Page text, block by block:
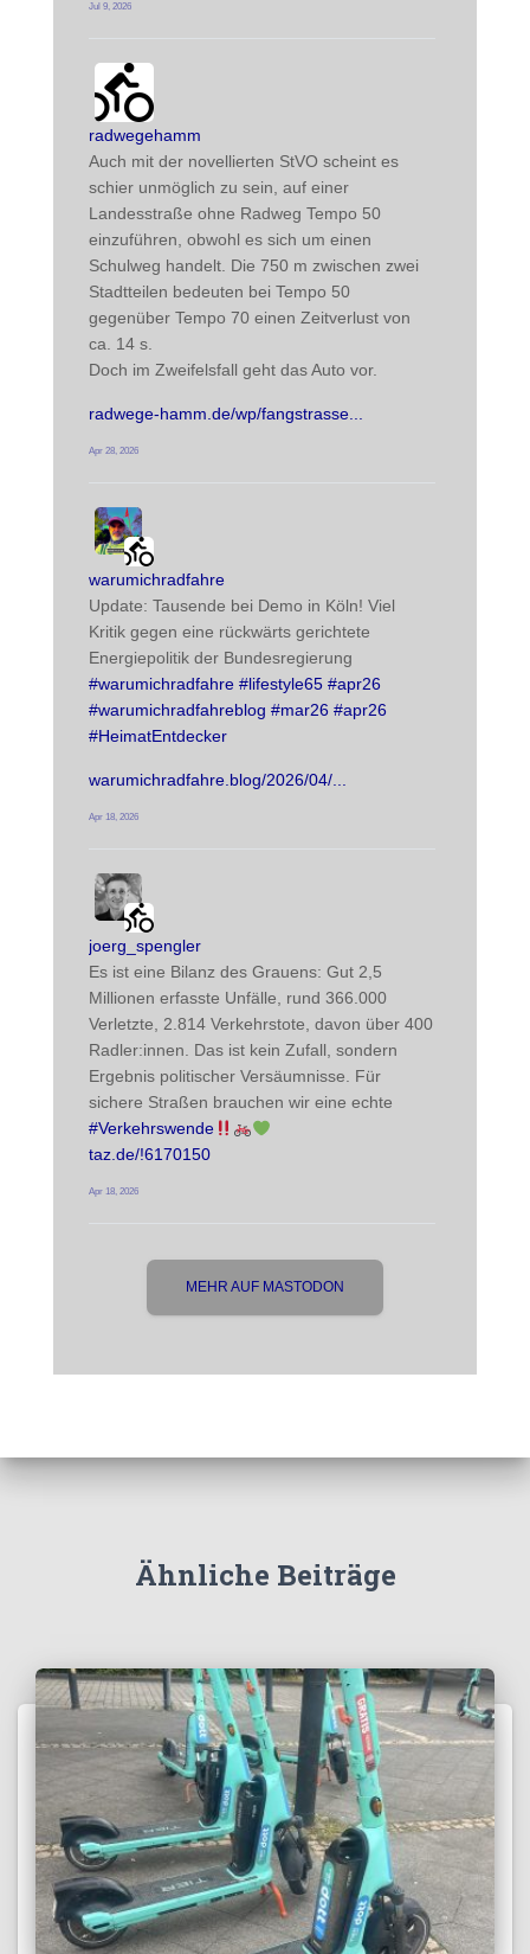
Jul 9, 2026
radwegehamm avatar
radwegehamm
Auch mit der novellierten StVO scheint es
schier unmöglich zu sein, auf einer
Landesstraße ohne Radweg Tempo 50
einzuführen, obwohl es sich um einen
Schulweg handelt. Die 750 m zwischen zwei
Stadtteilen bedeuten bei Tempo 50
gegenüber Tempo 70 einen Zeitverlust von
ca. 14 s.
Doch im Zweifelsfall geht das Auto vor.
radwege-hamm.de/wp/fangstrasse
Apr 28, 2026
radwegehamm avatar
warumichradfahrepost
Update: Tausende bei Demo in Köln! Viel
Kritik gegen eine rückwärts gerichtete
Energiepolitik der Bundesregierung
#warumichradfahre #lifestyle65 #apr26
#warumichradfahreblog #mar26 #apr26
#HeimatEntdecker
warumichradfahre.blog/2026/04/
Apr 18, 2026
radwegehamm avatar
joerg_spenglerpost
Es ist eine Bilanz des Grauens: Gut 2,5
Millionen erfasste Unfälle, rund 366.000
Verletzte, 2.814 Verkehrstote, davon über 400
Radler:innen. Das ist kein Zufall, sondern
Ergebnis politischer Versäumnisse. Für
#Verkehrswende
taz.de/!6170150
Apr 18, 2026
MEHR AUF MASTODON
Ähnliche Beiträge